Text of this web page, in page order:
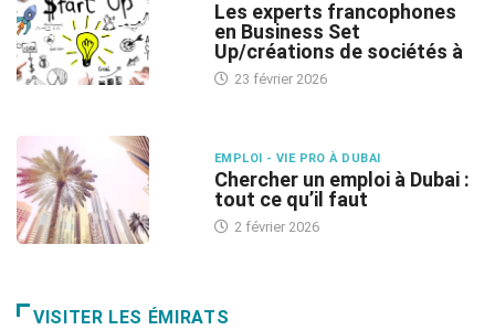
Les experts francophones
en Business Set
Up/créations de sociétés à
23 février 2026
EMPLOI - VIE PRO À DUBAI
Chercher un emploi à Dubai :
tout ce qu’il faut
2 février 2026
VISITER LES ÉMIRATS